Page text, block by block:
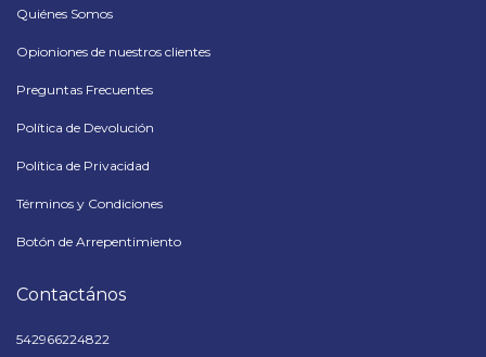
Quiénes Somos
Opioniones de nuestros clientes
Preguntas Frecuentes
Política de Devolución
Política de Privacidad
Términos y Condiciones
Botón de Arrepentimiento
Contactános
542966224822